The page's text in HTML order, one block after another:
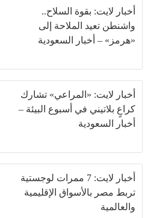
أخبار لايت: بقوة السلاح..
واشنطن تعيد الملاحة إلى
«هرمز» – أخبار السعودية
أخبار لايت: «المراعي» تشارك
كراعٍ بلاتيني في أسبوع البيئة –
أخبار السعودية
أخبار لايت: 7 ممرات لوجستية
تربط مصر بالأسواق الإقليمية
والعالمية